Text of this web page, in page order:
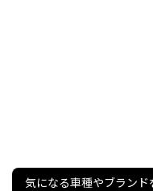
気になる車種やブランド